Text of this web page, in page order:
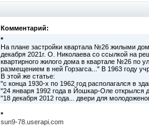
Комментарий:
*
На плане застройки квартала №26 жилыми
декабря 2021г. О. Николаева со ссылкой на
квартирного жилого дома в квартале №26 по
размещением в ней Горзагса..." В 1963 году
В этой же статье:
"с конца 1930-х по 1962 год располагался в
"24 января 1992 года в Йошкар-Оле открылся
"18 декабря 2012 года... двери для
*
sun9-78.userapi.com